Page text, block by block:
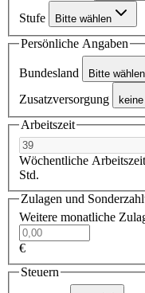
Stufe Bitte wählen
Persönliche Angaben
Bundesland Bitte wählen
Zusatzversorgung keine
Arbeitszeit
Wöchentliche Arbeitszeit
Std.
Zulagen und
Weitere monatliche
€
Steuern